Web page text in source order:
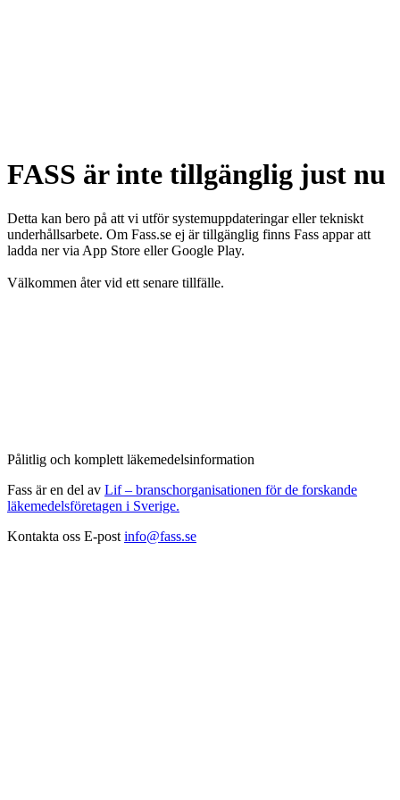
FASS är inte tillgänglig just nu
Detta kan bero på att vi utför systemuppdateringar eller tekniskt
underhållsarbete. Om Fass.se ej är tillgänglig finns Fass appar att
ladda ner via App Store eller Google Play.
Välkommen åter vid ett senare tillfälle.
Pålitlig och komplett läkemedelsinformation
Fass är en del av Lif – branschorganisationen för de forskande
läkemedelsföretagen i Sverige.
Kontakta oss E-post info@fass.se